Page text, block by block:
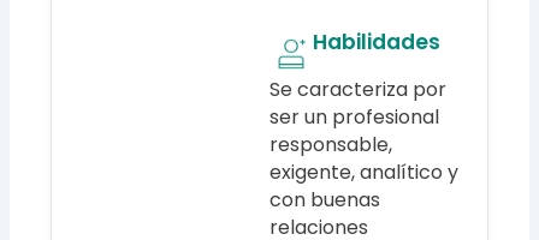
Habilidades
Se caracteriza por
ser un profesional
responsable,
exigente, analítico y
con buenas
relaciones